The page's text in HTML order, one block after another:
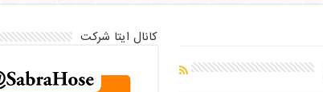
کانال ایتا شرکت